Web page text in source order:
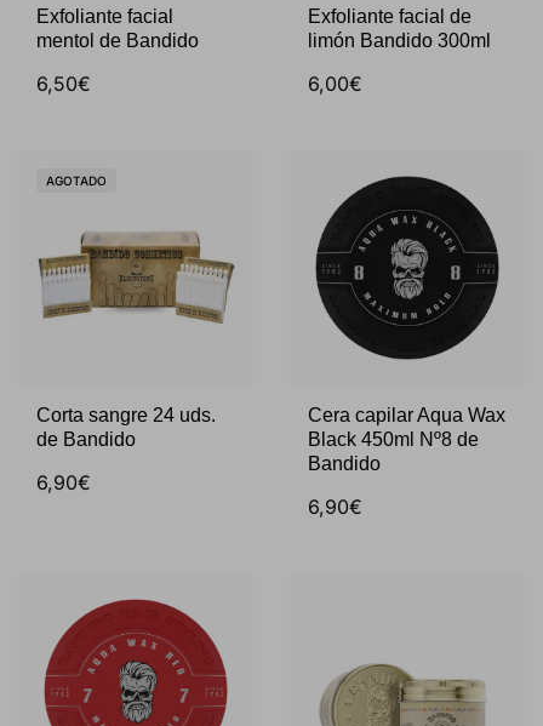
Exfoliante facial
mentol de Bandido
6,50€
Exfoliante facial de
limón Bandido 300ml
6,00€
AGOTADO
Corta sangre 24 uds.
de Bandido
6,90€
Cera capilar Aqua Wax
Black 450ml Nº8 de
Bandido
6,90€